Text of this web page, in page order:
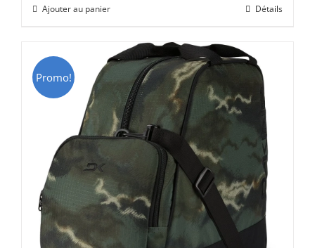
était :
CHF 49.00.
Ajouter au panier Détails
Promo!